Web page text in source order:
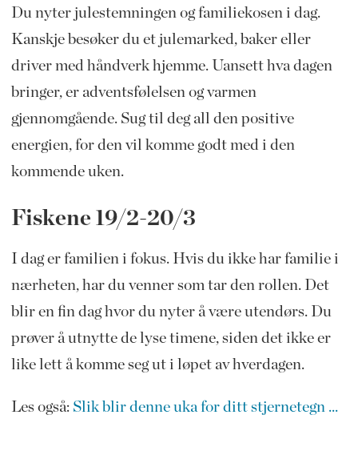
Du nyter julestemningen og familiekosen i dag.
Kanskje besøker du et julemarked, baker eller
driver med håndverk hjemme. Uansett hva dagen
bringer, er adventsfølelsen og varmen
gjennomgående. Sug til deg all den positive
energien, for den vil komme godt med i den
kommende uken.
Fiskene 19/2-20/3
I dag er familien i fokus. Hvis du ikke har familie i
nærheten, har du venner som tar den rollen. Det
blir en fin dag hvor du nyter å være utendørs. Du
prøver å utnytte de lyse timene, siden det ikke er
like lett å komme seg ut i løpet av hverdagen.
Les også: Slik blir denne uka for ditt stjernetegn ...